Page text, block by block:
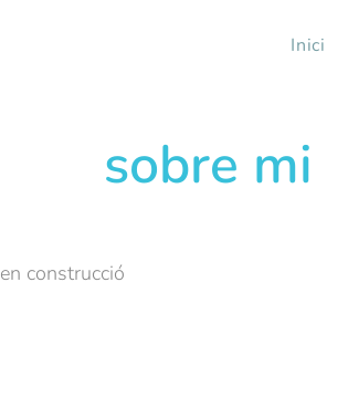
Inici
sobre mi
en construcció